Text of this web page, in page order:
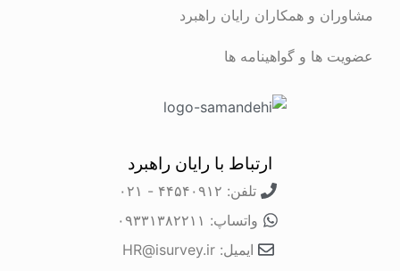
مشاوران و همکاران رایان راهبرد
عضویت ها و گواهینامه ها
ارتباط با رایان راهبرد
تلفن: ۴۴۵۴۰۹۱۲ - ۰۲۱
واتساپ: ۰۹۳۳۱۳۸۲۲۱۱
ایمیل: HR@isurvey.ir